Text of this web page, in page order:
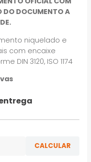
DO DOCUMENTO A
niquelado e
com encaixe
DIN 3120, ISO 1174